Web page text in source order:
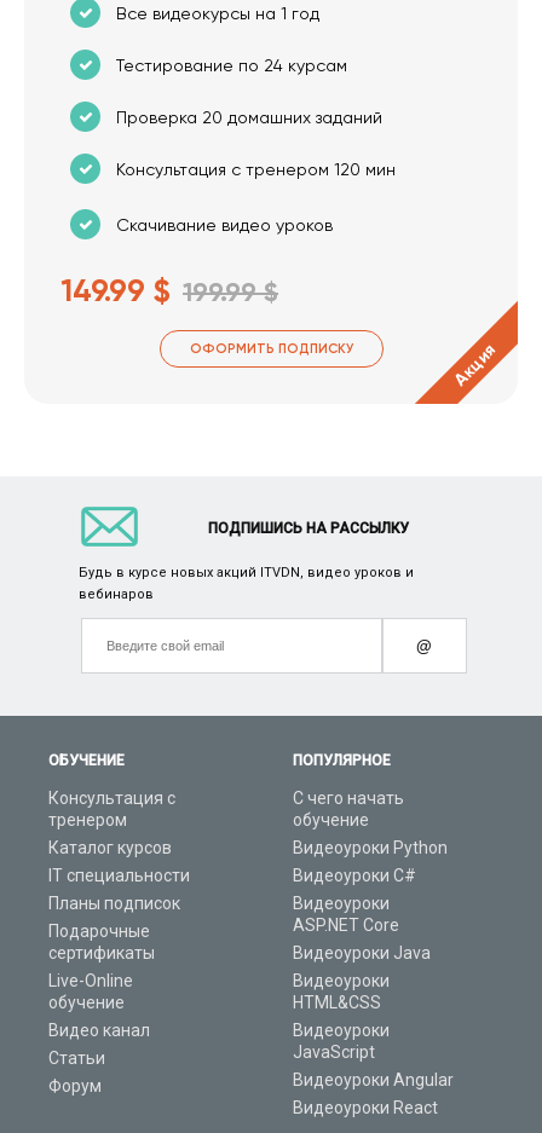
Все видеокурсы на 1 год
Тестирование по 24 курсам
Проверка 20 домашних заданий
Консультация с тренером 120 мин
Скачивание видео уроков
149.99 $ 199.99 $
ОФОРМИТЬ ПОДПИСКУ Акция
ОБУЧЕНИЕ
Консультация с
тренером
Каталог курсов
IT специальности
Планы подписок
Подарочные
сертификаты
Live-Online
обучение
Видео канал
Статьи
Форум
ПОПУЛЯРНОЕ
С чего начать
обучение
Видеоуроки Python
Видеоуроки C#
Видеоуроки
ASP.NET Core
Видеоуроки Java
Видеоуроки
HTML&CSS
Видеоуроки
JavaScript
Видеоуроки Angular
Видеоуроки React
ПОДПИШИСЬ НА РАССЫЛКУ
Будь в курсе новых акций ITVDN, видео уроков и
вебинаров
@